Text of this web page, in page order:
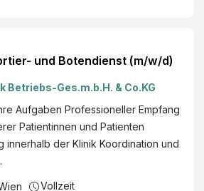
und Botendienst (m/w/d)
Betriebs-Ges.m.b.H. & Co.KG
Aufgaben Professioneller Empfang
Patientinnen und Patienten
innerhalb der Klinik Koordination und
Vollzeit